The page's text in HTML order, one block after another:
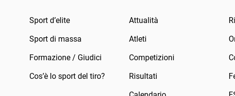
Sport d’elite
Sport di massa
Formazione / Giudici
Cos’è lo sport del tiro?
Attualità
Atleti
Competizioni
Risultati